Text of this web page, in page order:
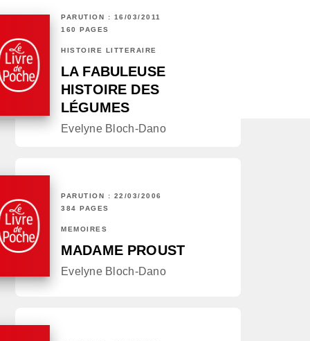
PARUTION : 16/03/2011
160 PAGES
HISTOIRE LITTÉRAIRE
LA FABULEUSE
HISTOIRE DES
LÉGUMES
Evelyne Bloch-Dano
PARUTION : 22/03/2006
384 PAGES
MÉMOIRES
MADAME PROUST
Evelyne Bloch-Dano